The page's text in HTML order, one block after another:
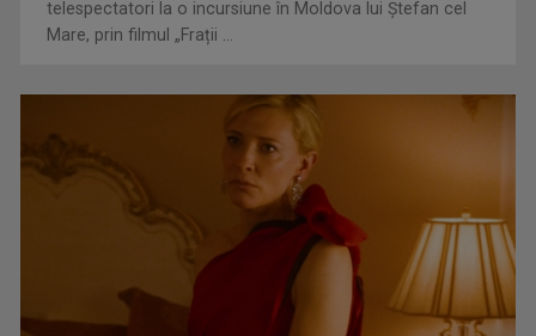
Una dintre cele mai longevive emisiuni ale ...
CĂTĂLIN ŞTEFĂNESCU
„Salutare, salutare la toată lumea!” Aşa ne ...
telespectatori la o incursiune în Moldova lui Ștefan cel
Mare, prin filmul „Frații ...